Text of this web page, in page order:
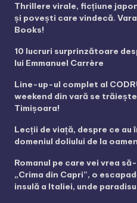
Thrillere virale, ficțiune
și povești care vindecă.
Books!
10 lucruri surprinzătoare
lui Emmanuel Carrère
Line-up-ul complet al
weekend din vară se
Timișoara!
Lecții de viață, despre ce
domeniul doliului de la
Romanul pe care vei vrea
„Crima din Capri”, o
insulă a Italiei, unde